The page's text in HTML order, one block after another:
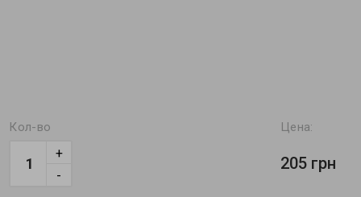
Кол-во
-
+
Цена:
205 грн